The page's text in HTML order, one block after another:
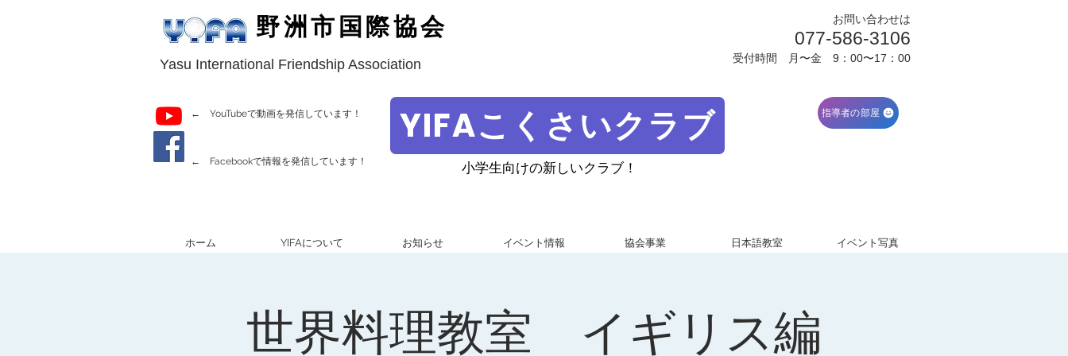
野洲市国際協会
Yasu International Friendship Association
お問い合わせは
077-586-3106
受付時間 月〜金 9：00〜17：00
← YouTubeで動画を発信しています！
← Facebookで情報を発信しています！
YIFAこくさいクラブ
小学生向けの新しいクラブ！
指導者の部屋
ホーム YIFAについて お知らせ イベント情報 協会事業 日本語教室 イベント写真
世界料理教室 イギリス編